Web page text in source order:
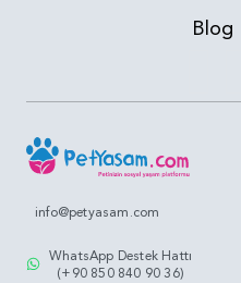
Blog
info@petyasam.com
WhatsApp Destek Hattı
(+90 850 840 90 36)